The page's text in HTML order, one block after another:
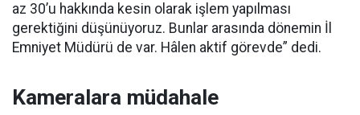
az 30’u hakkında kesin olarak işlem yapılması
gerektiğini düşünüyoruz. Bunlar arasında dönemin İl
Emniyet Müdürü de var. Hâlen aktif görevde” dedi.
Kameralara müdahale